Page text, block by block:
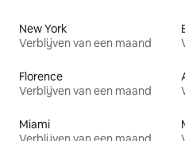
New York
Verblijven van een maand
Florence
Verblijven van een maand
Miami